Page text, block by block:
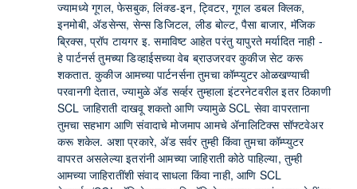
ज्यामध्ये गूगल, फेसबुक, लिंक्ड-इन, ट्विटर, गूगल डबल क्लिक,
इनमोबी, ॲडसेन्स, सेन्स डिजिटल, लीड बोल्ट, पैसा बाजार, मॅजिक
ब्रिक्स, प्रॉप टायगर इ. समाविष्ट आहेत परंतु यापुरते मर्यादित नाही -
हे पार्टनर्स तुमच्या डिव्हाईसच्या वेब ब्राउजरवर कुकीज सेट करू
शकतात. कुकीज आमच्या पार्टनर्सना तुमचा कॉम्प्युटर ओळखण्याची
परवानगी देतात, ज्यामुळे ॲड सर्व्हर तुम्हाला इंटरनेटवरील इतर ठिकाणी
SCL जाहिराती दाखवू शकतो आणि ज्यामुळे SCL सेवा वापरताना
तुमचा सहभाग आणि संवादाचे मोजमाप आमचे ॲनालिटिक्स सॉफ्टवेअर
करू शकेल. अशा प्रकारे, ॲड सर्वर तुम्ही किंवा तुमचा कॉम्प्युटर
वापरत असलेल्या इतरांनी आमच्या जाहिराती कोठे पाहिल्या, तुम्ही
आमच्या जाहिरातींशी संवाद साधला किंवा नाही, आणि SCL